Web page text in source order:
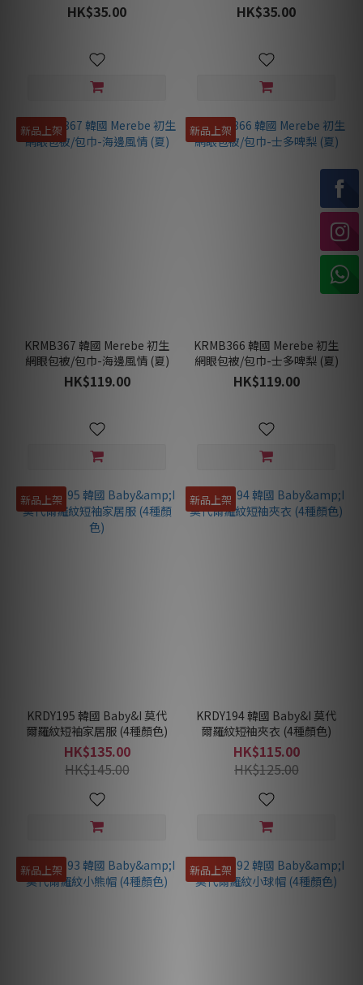
HK$35.00 HK$35.00
新品上架
KRMB367 韓國 Merebe 初生
網眼包被/包巾-海邊風情 (夏)
HK$119.00
新品上架
KRMB366 韓國 Merebe 初生
網眼包被/包巾-士多啤梨 (夏)
HK$119.00
新品上架
KRDY195 韓國 Baby&I 莫代
爾羅紋短袖家居服 (4種顏色)
HK$135.00
HK$145.00
新品上架
KRDY194 韓國 Baby&I 莫代
爾羅紋短䄂夾衣 (4種顏色)
HK$115.00
HK$125.00
新品上架 新品上架